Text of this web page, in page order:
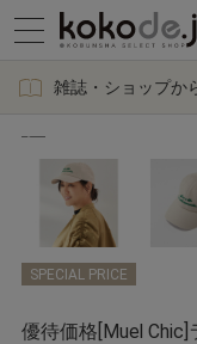
雑誌・ショップか
SPECIAL PRICE
優待価格[Muel